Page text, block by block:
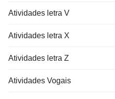
Atividades letra V
Atividades letra X
Atividades letra Z
Atividades Vogais